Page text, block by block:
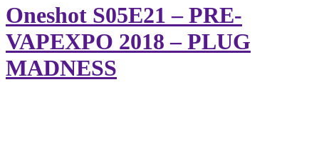
Oneshot S05E21 – PRE-
VAPEXPO 2018 – PLUG
MADNESS